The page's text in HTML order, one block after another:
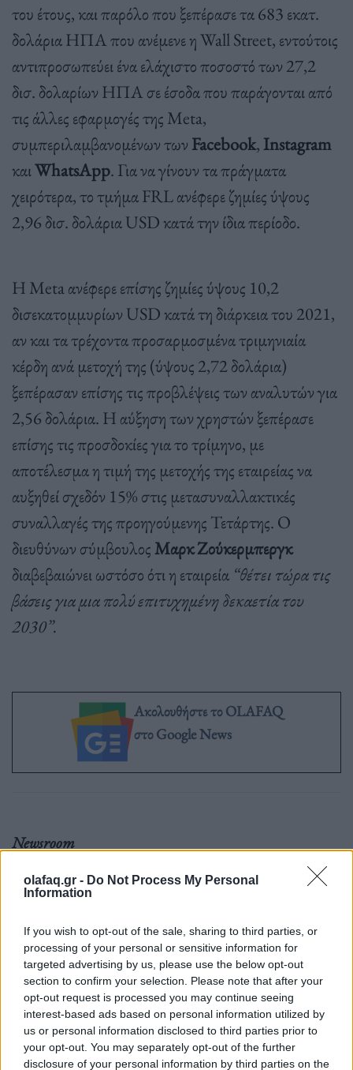
olafaq.gr - Do Not Process My Personal
Information
If you wish to opt-out of the sale, sharing to third parties, or
processing of your personal or sensitive information for
targeted advertising by us, please use the below opt-out
section to confirm your selection. Please note that after your
opt-out request is processed you may continue seeing
interest-based ads based on personal information utilized by
us or personal information disclosed to third parties prior to
your opt-out. You may separately opt-out of the further
disclosure of your personal information by third parties on the
του έτους, και παρόλο που ξεπέρασε τα 683 εκατ.
δολάρια ΗΠΑ που ανέμενε η Wall Street, εντούτοις
αντιπροσωπεύει ένα ελάχιστο ποσοστό των 27,2
δισ. δολαρίων ΗΠΑ σε έσοδα που παράγονται από
τις άλλες εφαρμογές της Meta,
συμπεριλαμβανομένων των Facebook,Instagram
καιWhatsApp. Για να γίνουν τα πράγματα
χειρότερα, το τμήμα FRL ανέφερε ζημίες ύψους
2,96 δισ. δολάρια USD κατά την ίδια περίοδο.
Η Meta ανέφερε επίσης ζημίες ύψους 10,2
δισεκατομμυρίων USD κατά τη διάρκεια του 2021,
αν και τα τρέχοντα προσαρμοσμένα τριμηνιαία
κέρδη ανά μετοχή της (ύψους 2,72 δολάρια)
ξεπέρασαν επίσης τις προβλέψεις των αναλυτών για
2,56 δολάρια. Η αύξηση των χρηστών ξεπέρασε
επίσης τις προσδοκίες για το τρίμηνο, με
αποτέλεσμα η τιμή της μετοχής της εταιρείας να
αυξηθεί σχεδόν 15% στις μετασυναλλακτικές
συναλλαγές της προηγούμενης Τετάρτης. Ο
διευθύνων σύμβουλοςΜαρκ Ζούκερμπεργκ
διαβεβαιώνει ωστόσο ότι η εταιρεία “θέτει τώρα τις
βάσεις για μια πολύ επιτυχημένη δεκαετία του
2030”.
Ακολουθήστε το OLAFAQ
στο Google News
Newsroom
Δείτε επίσης